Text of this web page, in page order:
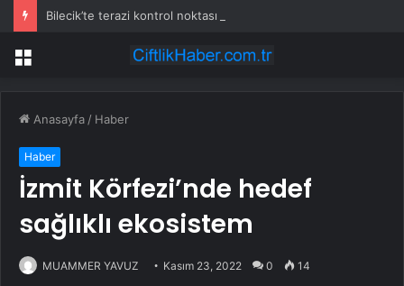
Bilecik’te terazi kontrol noktası hizmeti başladı
Menü
Anasayfa / Haber
Haber
İzmit Körfezi’nde hedef
sağlıklı ekosistem
MUAMMER YAVUZ Kasım 23, 2022 0 14